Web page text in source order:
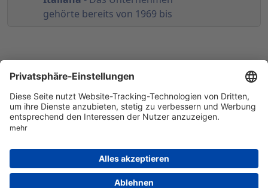
gehörte bereits von 1969 bis
© 1998-2026by GSC Research GmbH
Datenschutz